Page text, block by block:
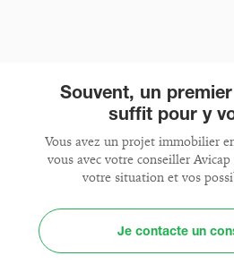
Souvent, un
suffit pour y
Vous avez un projet immobilier
vous avec votre conseiller
votre situation et vos
Je contacte un